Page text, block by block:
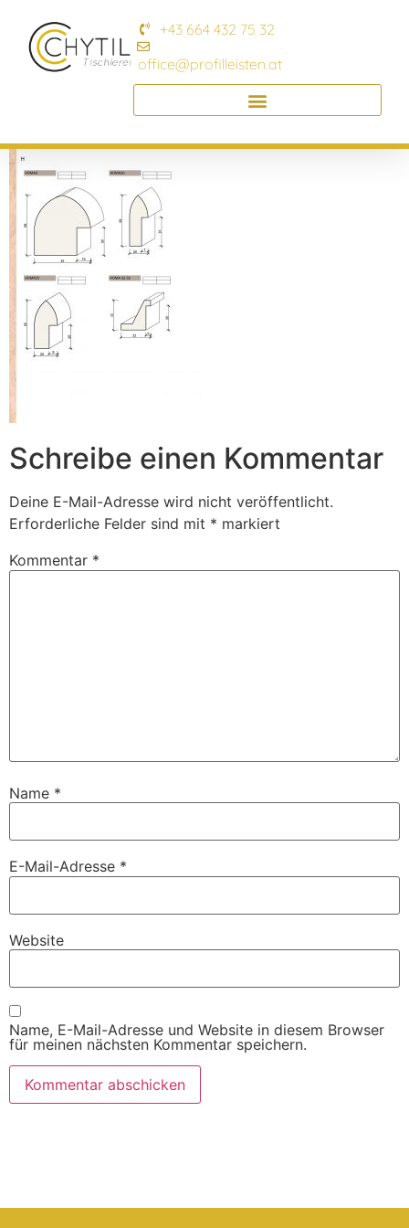
+43 664 432 75 32
office@profilleisten.at
Schreibe einen Kommentar
Deine E-Mail-Adresse wird nicht veröffentlicht.
Erforderliche Felder sind mit * markiert
Kommentar *
Name *
E-Mail-Adresse *
Website
Name, E-Mail-Adresse und Website in diesem Browser
für meinen nächsten Kommentar speichern.